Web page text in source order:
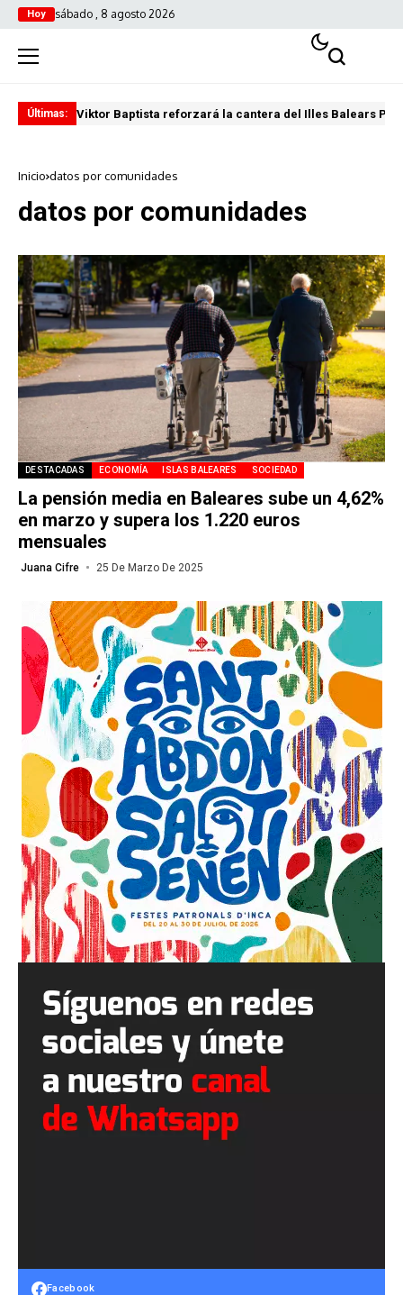
Hoy sábado , 8 agosto 2026
Últimas: Viktor Baptista reforzará la cantera del Illes Balears
Inicio datos por comunidades
datos por comunidades
DESTACADAS ECONOMÍA ISLAS BALEARES SOCIEDAD
La pensión media en Baleares sube un 4,62%
en marzo y supera los 1.220 euros
mensuales
Juana Cifre 25 De Marzo De 2025
Facebook